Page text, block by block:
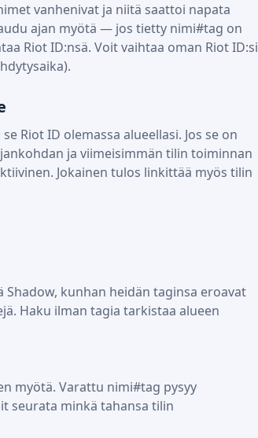
vanhenivat ja niitä saattoi napata
ajan myötä — jos tietty nimi#tag on
Riot ID:nsä. Voit vaihtaa oman Riot ID:si
Riot ID olemassa alueellasi. Jos se on
ja viimeisimmän tilin toiminnan
Jokainen tulos linkittää myös tilin
Shadow, kunhan heidän taginsa eroavat
Haku ilman tagia tarkistaa alueen
myötä. Varattu nimi#tag pysyy
seurata minkä tahansa tilin